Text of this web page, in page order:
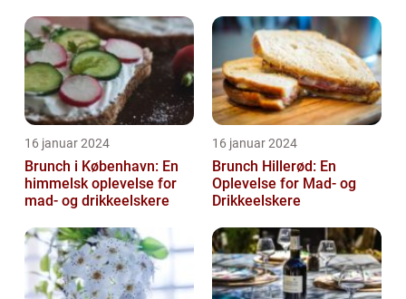
byen...
16 januar 2024
Brunch i København: En
himmelsk oplevelse for
mad- og drikkeelskere
16 januar 2024
Brunch Hillerød: En
Oplevelse for Mad- og
Drikkeelskere